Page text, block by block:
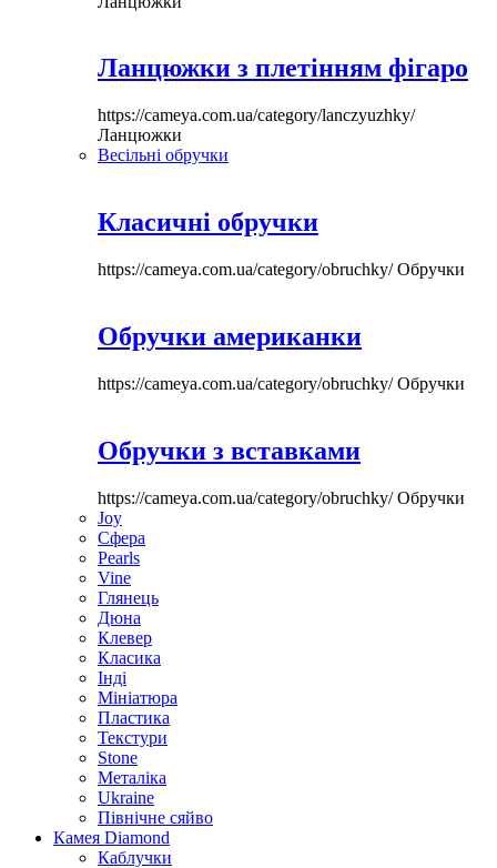
Ланцюжки з плетінням фігаро
https://cameya.com.ua/category/lanczyuzhky/
Ланцюжки
Весільні обручки
Класичні обручки
https://cameya.com.ua/category/obruchky/Обручки
Обручки американки
https://cameya.com.ua/category/obruchky/Обручки
Обручки з вставками
https://cameya.com.ua/category/obruchky/Обручки
Joy
Сфера
Pearls
Vine
Глянець
Дюна
Клевер
Класика
Інді
Мініатюра
Пластика
Текстури
Stone
Металіка
Ukraine
Північне сяйво
Камея Diamond
Каблучки